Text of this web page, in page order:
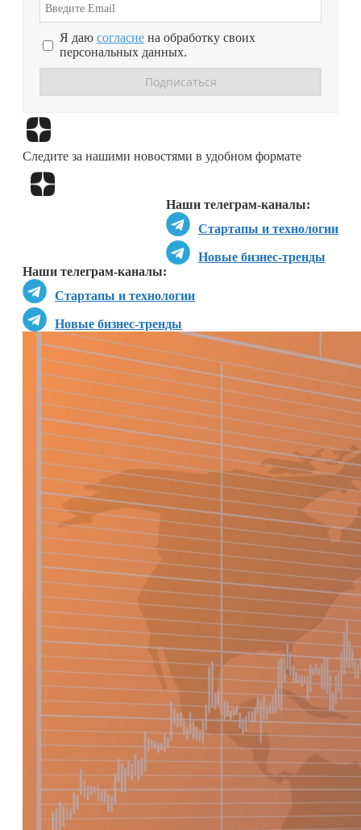
Я даю согласие на обработку своих
персональных данных.
Следите за нашими новостями в удобном формате
Наши телеграм-каналы:
Стартапы и технологии
Новые бизнес-тренды
Наши телеграм-каналы:
Стартапы и технологии
Новые бизнес-тренды